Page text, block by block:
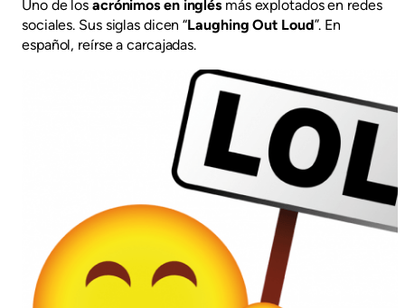
Uno de los acrónimos en inglés más explotados en redes
sociales. Sus siglas dicen “Laughing Out Loud”. En
español, reírse a carcajadas.